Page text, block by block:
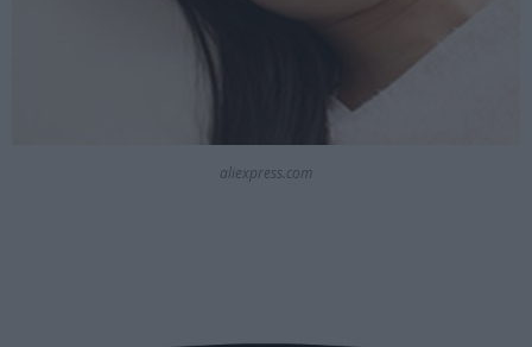
aliexpress.com